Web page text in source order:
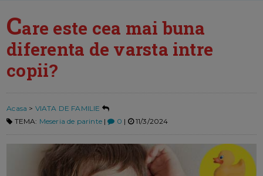
Care este cea mai buna
diferenta de varsta intre
copii?
Acasa > VIATA DE FAMILIE
TEMA: Meseria de parinte| 0 | 11/3/2024